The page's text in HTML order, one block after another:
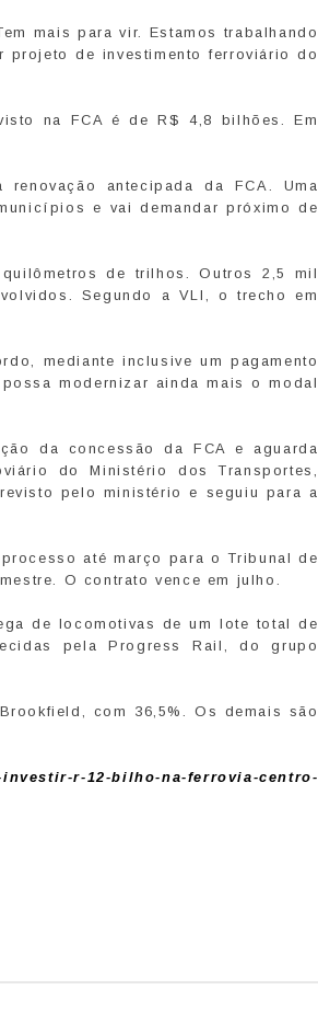
mais para vir. Estamos trabalhando
projeto de investimento ferroviário do
na FCA é de R$ 4,8 bilhões. Em
antecipada da FCA. Uma
e vai demandar próximo de
de trilhos. Outros 2,5 mil
Segundo a VLI, o trecho em
mediante inclusive um pagamento
modernizar ainda mais o modal
da concessão da FCA e aguarda
do Ministério dos Transportes,
pelo ministério e seguiu para a
até março para o Tribunal de
O contrato vence em julho.
de locomotivas de um lote total de
pela Progress Rail, do grupo
com 36,5%. Os demais são
r-12-bilho-na-ferrovia-centro-